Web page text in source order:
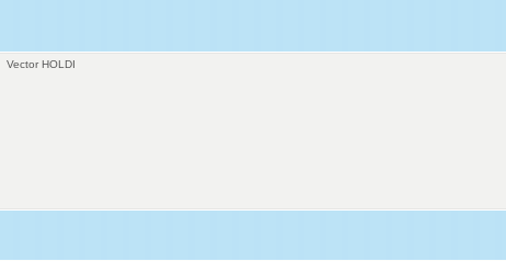
Vector HOLDI